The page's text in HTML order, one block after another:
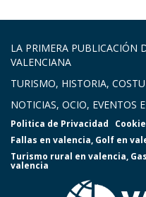
LA PRIMERA PUBLICACIÓN
VALENCIANA
TURISMO, HISTORIA,
NOTICIAS, OCIO, EVENTOS
Politica de Privacidad
Fallas en valencia, Golf en
Turismo rural en valencia,
valencia